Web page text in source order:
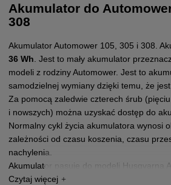
Akumulator do
308
Akumulator Automower 105, 305 i 308.
36 Wh . Jest to mały akumulator
modeli z rodziny Automower. Jest to
samodzielnej wymiany dzięki temu, że
Za pomocą zaledwie czterech śrub
i nowszych) można uzyskać dostęp do
Normalny cykl życia akumulatora wynosi
zależności od czasu koszenia, czasu
nachylenia.
Akumulator pasuje do modeli Husqvarna
Husqvarna Automower 305 i Husqvarna